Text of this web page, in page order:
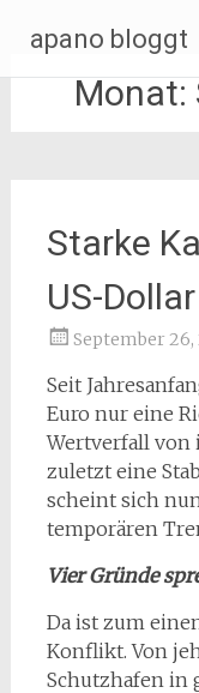
Inhalt
springen
apano bloggt
Monat:
Starke
US-Dollar
September 26,
Seit
Euro nur eine
Wertverfall von
zuletzt eine
scheint sich
temporären
Vier Gründe
Da ist zum
Konflikt. Von
Schutzhafen in